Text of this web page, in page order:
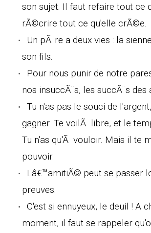
son sujet. Il faut refaire tout ce
rÃ©crire tout ce qu'elle crÃ©e.
Un pÃ¨re a deux vies : la
son fils.
Pour nous punir de notre
nos insuccÃ¨s, les succÃ¨s des
Tu n'as pas le souci de
gagner. Te voilÃ libre, et le
Tu n'as qu'Ã vouloir. Mais il te
pouvoir.
Lâ€™amitiÃ© peut se passer
preuves.
C'est si ennuyeux, le deuil ! A
moment, il faut se rappeler